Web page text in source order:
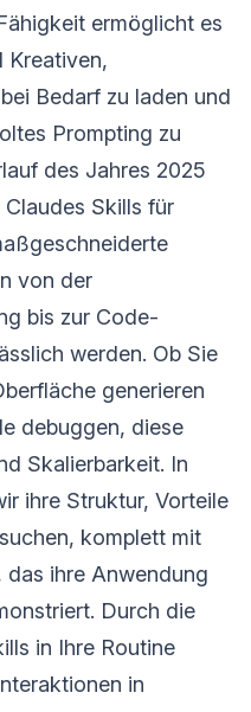
ermöglicht es
Kreativen,
Bedarf zu laden und
Prompting zu
des Jahres 2025
Skills für
von der
bis zur Code-
werden. Ob Sie
generieren
debuggen, diese
Skalierbarkeit. In
ihre Struktur, Vorteile
komplett mit
das ihre Anwendung
Durch die
in Ihre Routine
in